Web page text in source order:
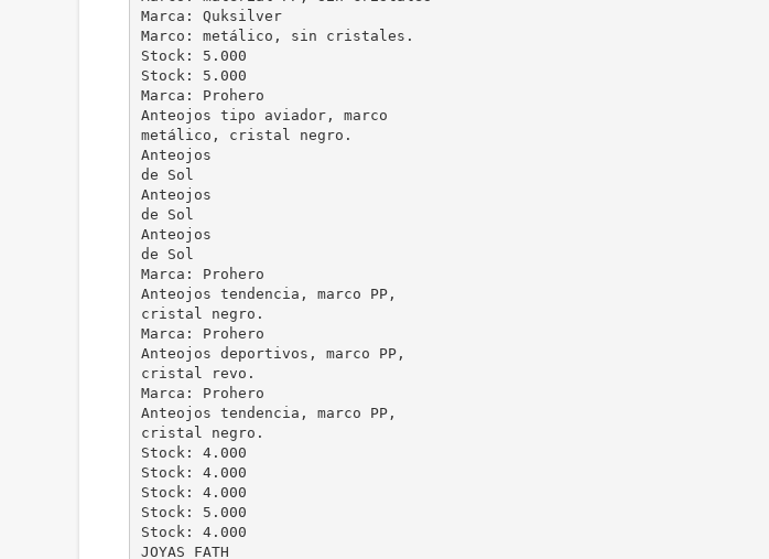
Marca: Quksilver
Marco: metálico, sin cristales.
Stock: 5.000
Stock: 5.000
Marca: Prohero
Anteojos tipo aviador, marco
metálico, cristal negro.
Anteojos
de Sol
Anteojos
de Sol
Anteojos
de Sol
Marca: Prohero
Anteojos tendencia, marco PP,
cristal negro.
Marca: Prohero
Anteojos deportivos, marco PP,
cristal revo.
Marca: Prohero
Anteojos tendencia, marco PP,
cristal negro.
Stock: 4.000
Stock: 4.000
Stock: 4.000
Stock: 5.000
Stock: 4.000
JOYAS FATH